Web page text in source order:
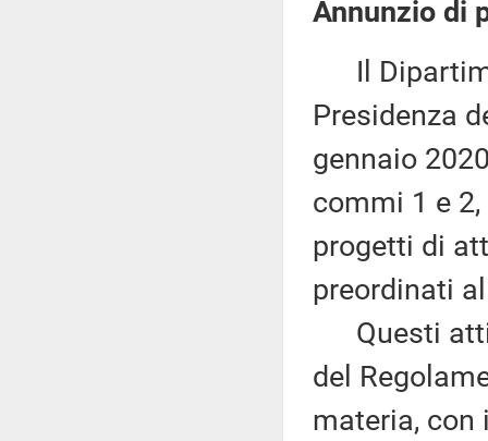
Annunzio di
Il
Presidenza
gennaio
commi 1 e
progetti di
preordinati
Questi atti
del
materia, con